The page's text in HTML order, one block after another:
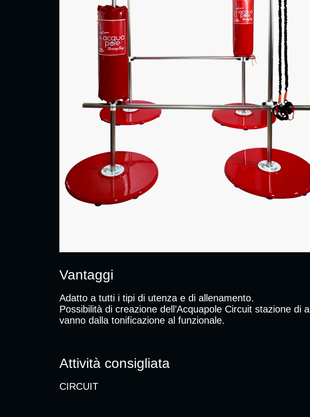
Vantaggi
Adatto a tutti i tipi di utenza e di allenamento.
Possibilità di creazione dell’Acquapole Circuit stazione
vanno dalla tonificazione al funzionale.
Attività consigliata
CIRCUIT